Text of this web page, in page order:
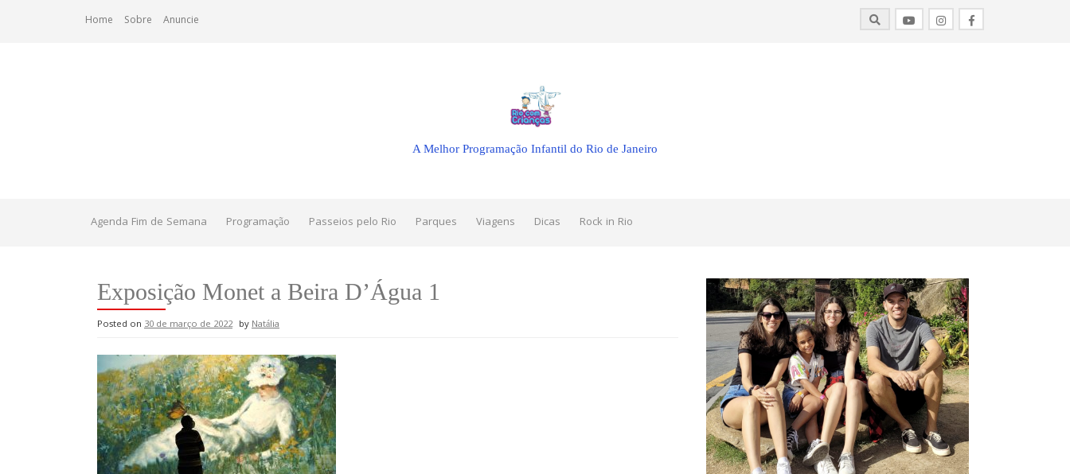
Home Sobre Anuncie
A Melhor Programação Infantil do Rio de Janeiro
Agenda Fim de Semana Programação Passeios pelo Rio Parques Viagens Dicas Rock in Rio
Exposição Monet a Beira D’Água 1
Posted on 30 de março de 2022 byNatália